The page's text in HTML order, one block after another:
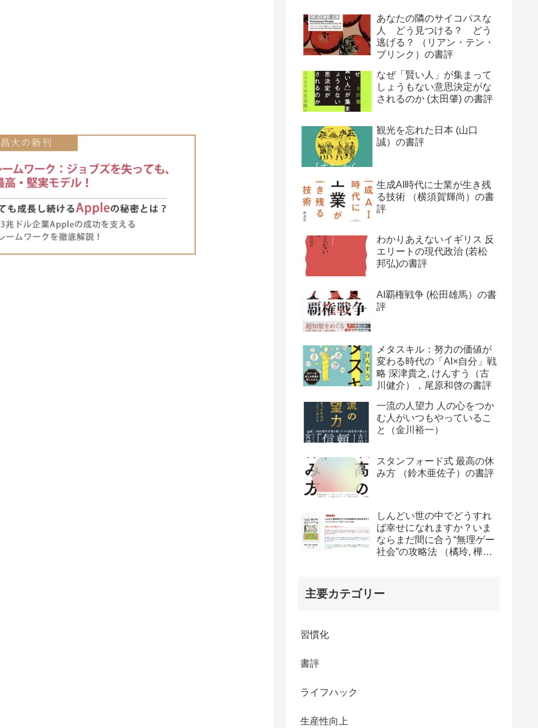
あなたの隣のサイコパスな
人 どう見つける？ どう
逃げる？ （リアン・テン・
ブリンク）の書評
なぜ「賢い人」が集まって
しょうもない意思決定がな
されるのか (太田肇) の書評
観光を忘れた日本 (山口
誠）の書評
生成AI時代に士業が生き残
る技術 （横須賀輝尚）の書
評
わかりあえないイギリス 反
エリートの現代政治 (若松
邦弘)の書評
AI覇権戦争 (松田雄馬）の書
評
メタスキル：努力の価値が
変わる時代の「AI×自分」戦
略 深津貴之, けんすう（古
川健介），尾原和啓の書評
一流の人望力 人の心をつか
む人がいつもやっているこ
と（金川裕一）
スタンフォード式 最高の休
み方 （鈴木亜佐子）の書評
しんどい世の中でどうすれ
ば幸せになれますか？いま
ならまだ間に合う“無理ゲー
社会”の攻略法 （橘玲, 樺山
主要カテゴリー
習慣化
書評
ライフハック
生産性向上